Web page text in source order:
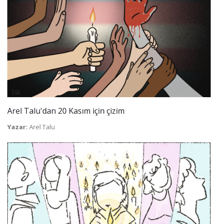
Arel Talu'dan 20 Kasım için çizim
Yazar: Arel Talu